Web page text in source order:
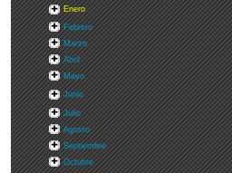
Enero
Febrero
Marzo
Abril
Mayo
Junio
Julio
Agosto
Septiembre
Octubre